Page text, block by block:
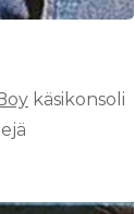
käsikonsoli